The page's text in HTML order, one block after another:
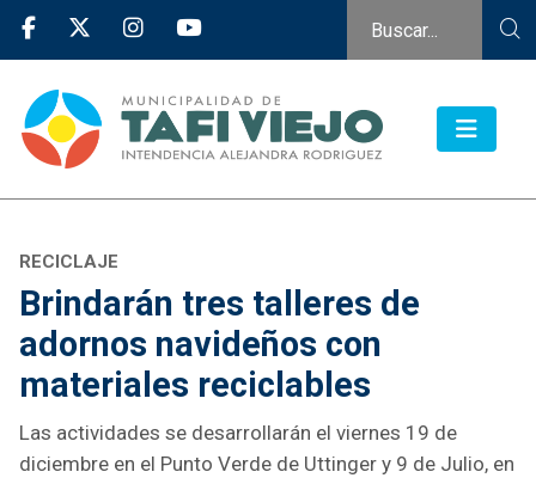
RECICLAJE
Brindarán tres talleres de
adornos navideños con
materiales reciclables
Las actividades se desarrollarán el viernes 19 de
diciembre en el Punto Verde de Uttinger y 9 de Julio, en